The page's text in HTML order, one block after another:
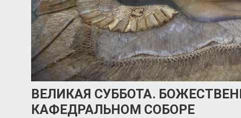
ВЕЛИКАЯ СУББОТА.
КАФЕДРАЛЬНОМ СОБОРЕ